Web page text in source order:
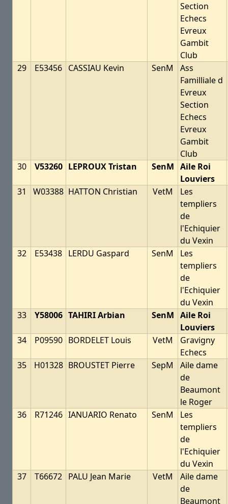
Section
Echecs
Evreux
Gambit
Club
29
E53456 CASSIAU Kevin SenM
Ass
Familliale d
Evreux
Section
Echecs
Evreux
Gambit
Club
30
V53260 LEPROUX Tristan SenM Aile Roi
Louviers
31
W03388 HATTON Christian VetM
Les
templiers
de
l'Echiquier
du Vexin
32
E53438 LERDU Gaspard SenM
Les
templiers
de
l'Echiquier
du Vexin
33
Y58006 TAHIRI Arbian SenM Aile Roi
Louviers
34
P09590 BORDELET Louis VetM
Gravigny
Echecs
35
H01328 BROUSTET Pierre SepM
Aile dame
de
Beaumont
le Roger
36
R71246 IANUARIO Renato SenM
Les
templiers
de
l'Echiquier
du Vexin
37
T66672 PALU Jean Marie VetM
Aile dame
de
Beaumont